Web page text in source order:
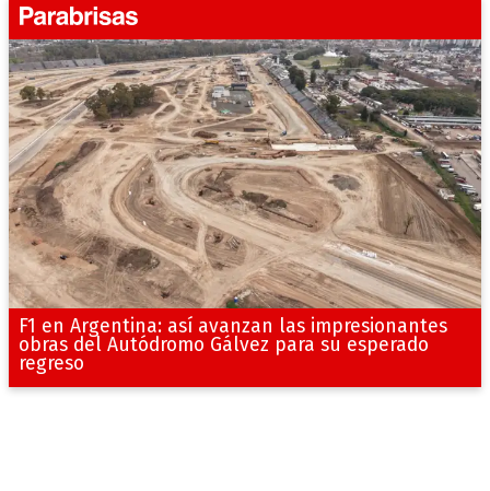
F1 en Argentina: así avanzan las impresionantes
obras del Autódromo Gálvez para su esperado
regreso